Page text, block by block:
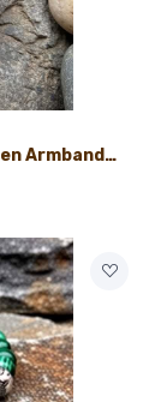
Handgemaakte Rood Agaat Natuursteen Armband met Naam 8mm